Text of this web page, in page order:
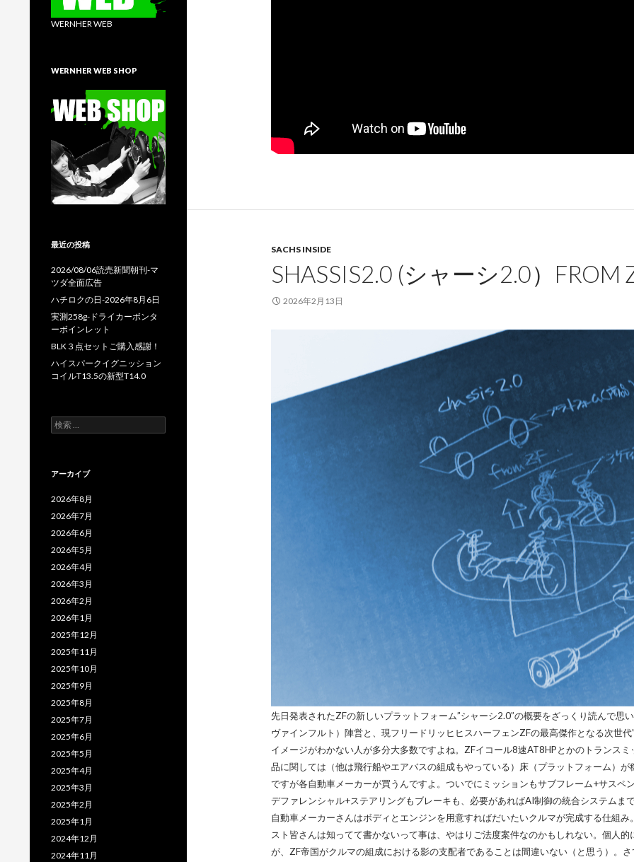
SACHS INSIDE
SHASSIS2.0 (シャーシ2.0）FROM
2026年2月13日
先日発表されたZFの新しいプラットフォーム”シャーシ2.0”の概要をざっくり読んで思
ヴァインフルト）陣営と、現フリードリッヒヒスハーフェンZFの最高傑作となる次世
イメージがわかない人が多分大多数ですよね。ZFイコール8速AT8HPとかのトランス
品に関しては（他は飛行船やエアバスの組成もやっている）床（プラットフォーム）
ですが各自動車メーカーが買うんですよ。ついでにミッションもサブフレーム+サスペ
デファレンシャル+ステアリングもブレーキも、必要があればAI制御の統合システムま
自動車メーカーさんはボディとエンジンを用意すればだいたいクルマが完成する仕組
スト皆さんは知ってて書かないって事は、やはりご法度案件なのかもしれない。個人
が、ZF帝国がクルマの組成における影の支配者であることは間違いない（と思う）。
WERNHER WEB
WERNHER WEB SHOP
最近の投稿
2026/08/06読売新聞朝刊-マ
ツダ全面広告
ハチロクの日-2026年8月6日
実測258g-ドライカーボンタ
ーボインレット
BLK３点セットご購入感謝！
ハイスパークイグニッション
コイルT13.5の新型T14.0
検
索
アーカイブ
2026年8月
2026年7月
2026年6月
2026年5月
2026年4月
2026年3月
2026年2月
2026年1月
2025年12月
2025年11月
2025年10月
2025年9月
2025年8月
2025年7月
2025年6月
2025年5月
2025年4月
2025年3月
2025年2月
2025年1月
2024年12月
2024年11月